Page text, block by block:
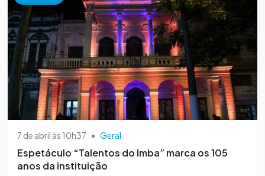
7 de abril às 10h37 • Geral
Espetáculo “Talentos do Imba” marca os 105
anos da instituição